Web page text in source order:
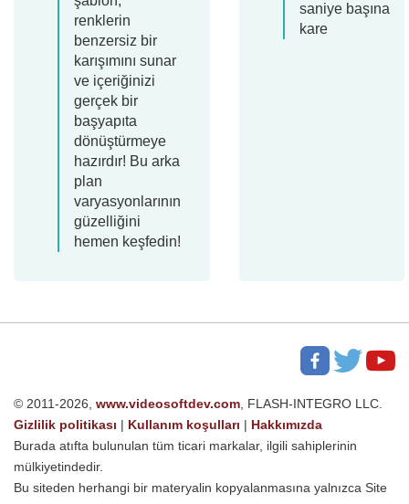
renklerin
benzersiz bir
karışımını sunar
ve içeriğinizi
gerçek bir
başyapıta
dönüştürmeye
hazırdır! Bu arka
plan
varyasyonlarının
güzelliğini
hemen keşfedin!
saniye başına
kare
© 2011-2026, www.videosoftdev.com , FLASH-INTEGRO LLC.
Gizlilik politikası | Kullanım koşulları | Hakkımızda
Burada atıfta bulunulan tüm ticari markalar, ilgili sahiplerinin
mülkiyetindedir.
Bu siteden herhangi bir materyalin kopyalanmasına yalnızca Site